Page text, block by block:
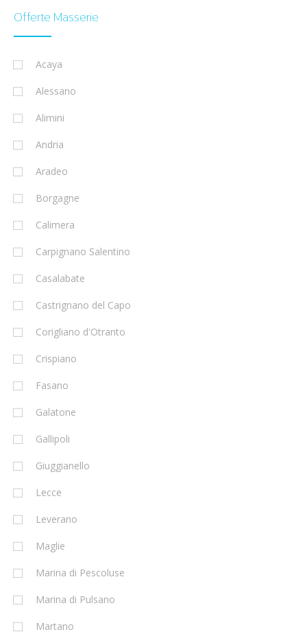
Offerte Masserie
Acaya
Alessano
Alimini
Andria
Aradeo
Borgagne
Calimera
Carpignano Salentino
Casalabate
Castrignano del Capo
Corigliano d'Otranto
Crispiano
Fasano
Galatone
Gallipoli
Giuggianello
Lecce
Leverano
Maglie
Marina di Pescoluse
Marina di Pulsano
Martano